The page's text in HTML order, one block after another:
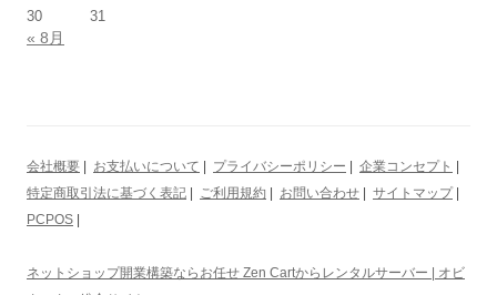
30
31
« 8月
会社概要 | お支払いについて | プライバシーポリシー | 企業コンセプト |
特定商取引法に基づく表記 | ご利用規約 | お問い合わせ | サイトマップ|
PCPOS |
ネットショップ開業構築ならお任せ Zen Cartからレンタルサーバー | オビ